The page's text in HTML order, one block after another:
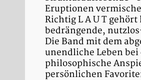
Eruptionen
Richtig L A U T
bedrängende,
Die Band mit dem
unendliche Leben
philosophische
persönlichen